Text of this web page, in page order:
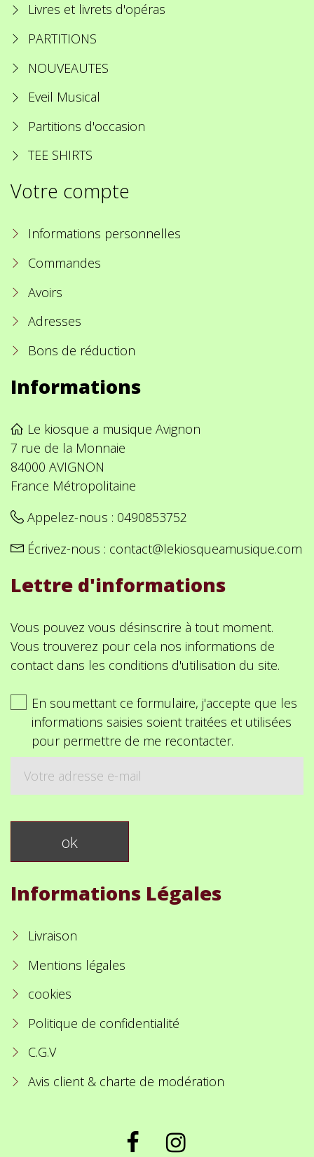
Livres et livrets d'opéras
PARTITIONS
NOUVEAUTES
Eveil Musical
Partitions d'occasion
TEE SHIRTS
Votre compte
Informations personnelles
Commandes
Avoirs
Adresses
Bons de réduction
Informations
Le kiosque a musique Avignon
7 rue de la Monnaie
84000 AVIGNON
France Métropolitaine
Appelez-nous : 0490853752
Écrivez-nous : contact@lekiosqueamusique.com
Lettre d'informations
Vous pouvez vous désinscrire à tout moment.
Vous trouverez pour cela nos informations de
contact dans les conditions d'utilisation du site.
En soumettant ce formulaire, j'accepte que les
informations saisies soient traitées et utilisées
pour permettre de me recontacter.
Informations Légales
Livraison
Mentions légales
cookies
Politique de confidentialité
C.G.V
Avis client & charte de modération